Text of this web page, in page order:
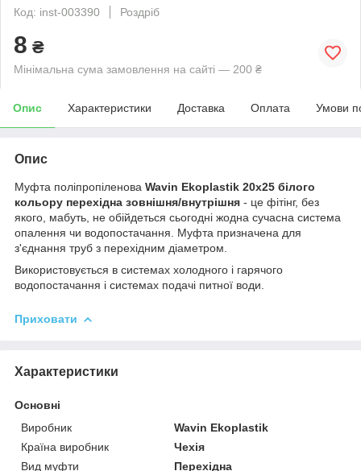
Код: inst-003390
Роздріб
8 ₴
Мінімальна сума замовлення на сайті — 200 ₴
Опис Характеристики Доставка Оплата Умови
Опис
Муфта поліпропіленова Wavin Ekoplastik 20х25 білого
кольору перехідна зовнішня/внутрішня - це фітінг, без
якого, мабуть, не обійдеться сьогодні жодна сучасна система
опалення чи водопостачання. Муфта призначена для
з'єднання труб з перехідним діаметром.
Використовується в системах холодного і гарячого
водопостачання і системах подачі питної води.
Приховати
Характеристики
Основні
Виробник
Wavin Ekoplastik
Країна виробник
Чехія
Вид муфти
Перехідна